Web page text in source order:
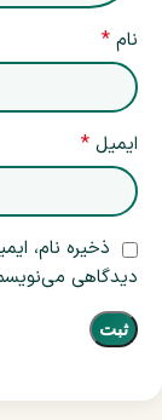
نام *
ایمیل *
ذخیره نام،
دیدگاهی